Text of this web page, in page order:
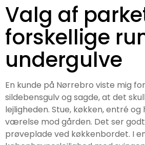
Valg af
forskellige
undergulve
En kunde på Nørrebro viste mig
sildebensgulv og sagde, at det
lejligheden. Stue, køkken, entré
værelse mod gården. Det ser
prøveplade ved køkkenbordet. I